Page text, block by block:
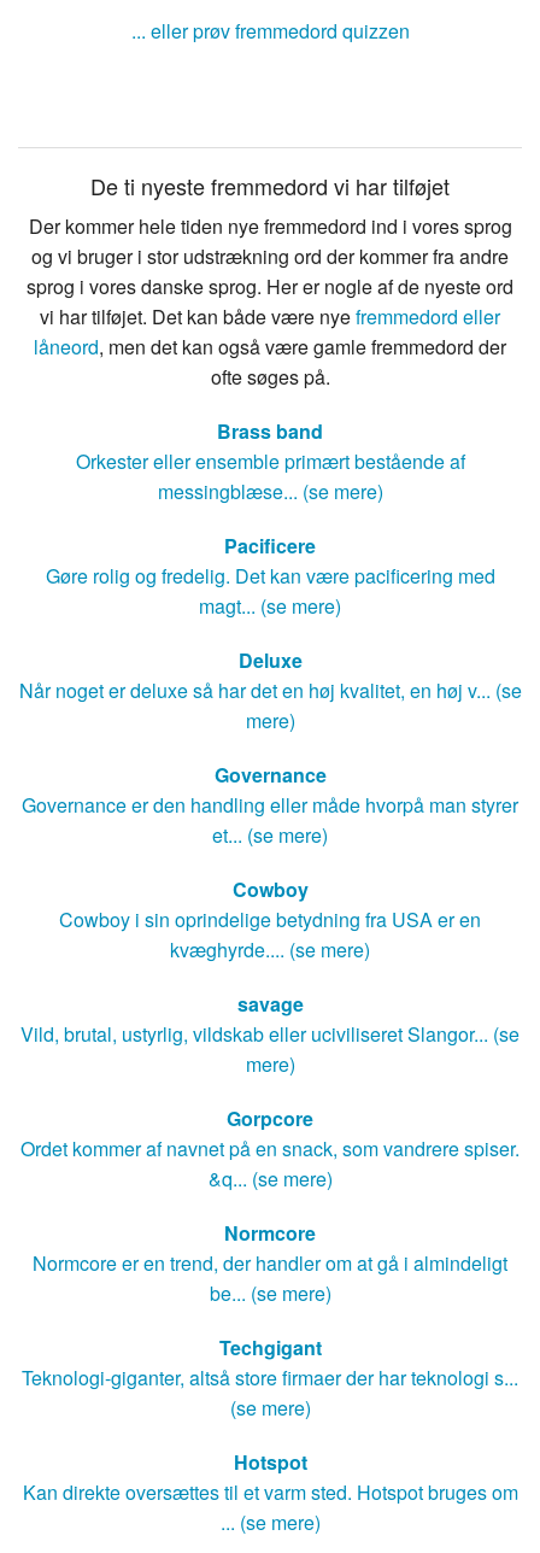
... eller prøv fremmedord quizzen
De ti nyeste fremmedord vi har tilføjet
Der kommer hele tiden nye fremmedord ind i vores sprog
og vi bruger i stor udstrækning ord der kommer fra andre
sprog i vores danske sprog. Her er nogle af de nyeste ord
vi har tilføjet. Det kan både være nyefremmedord eller
låneord, men det kan også være gamle fremmedord der
ofte søges på.
Brass band
Orkester eller ensemble primært bestående af
messingblæse... (se mere)
Pacificere
Gøre rolig og fredelig. Det kan være pacificering med
magt... (se mere)
Deluxe
Når noget er deluxe så har det en høj kvalitet, en høj v... (se
mere)
Governance
Governance er den handling eller måde hvorpå man styrer
et... (se mere)
Cowboy
Cowboy i sin oprindelige betydning fra USA er en
kvæghyrde.... (se mere)
savage
Vild, brutal, ustyrlig, vildskab eller uciviliseret Slangor... (se
mere)
Gorpcore
Ordet kommer af navnet på en snack, som vandrere spiser.
&q... (se mere)
Normcore
Normcore er en trend, der handler om at gå i almindeligt
be... (se mere)
Techgigant
Teknologi-giganter, altså store firmaer der har teknologi s...
(se mere)
Hotspot
Kan direkte oversættes til et varm sted. Hotspot bruges om
... (se mere)